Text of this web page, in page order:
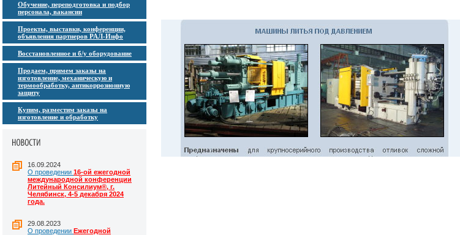
Обучение, переподготовка и подбор
персонала, вакансии
Проекты, выставки, конференции,
объявления партнеров РАЛ-Инфо
Восстановленное и б/у оборудование
Продаем, примем заказы на
изготовление, механическую и
термообработку, антикоррозионную
защиту
Купим, разместим заказы на
изготовление и обработку
16.09.2024
О проведении 16-ой ежегодной
международной конференции
Литейный Консилиум®, г.
Челябинск, 4-5 декабря 2024
года.
29.08.2023
О проведении Ежегодной